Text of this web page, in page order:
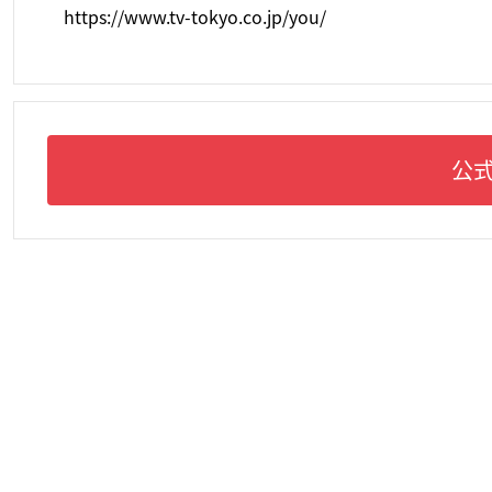
公
https://www.tv-tokyo.co.jp/you/